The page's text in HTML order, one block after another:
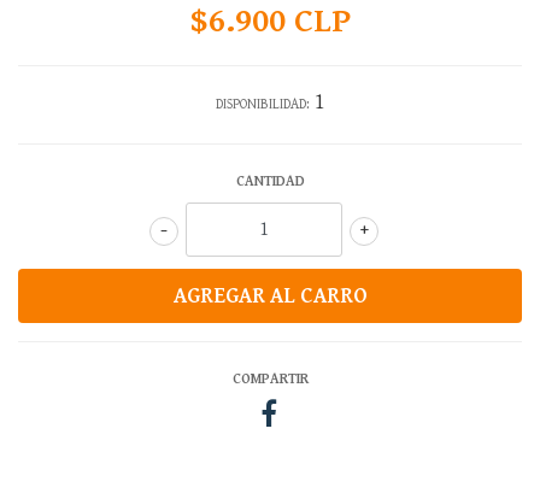
$6.900 CLP
DISPONIBILIDAD: 1
CANTIDAD
+
-
COMPARTIR